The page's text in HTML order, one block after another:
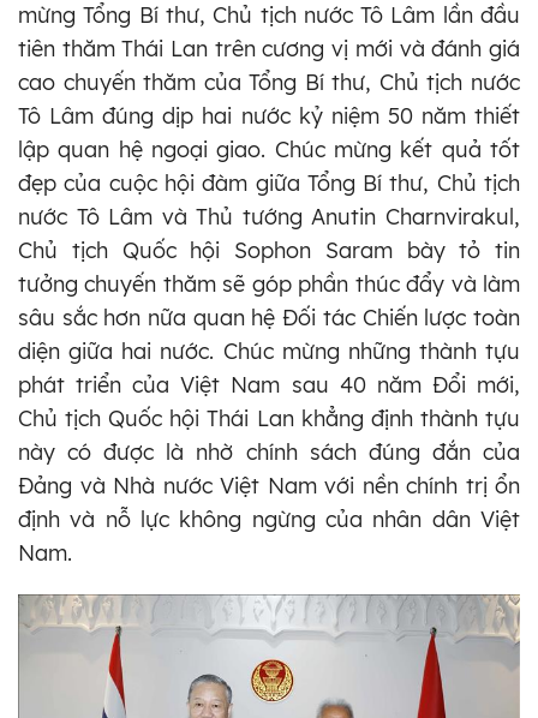
mừng Tổng Bí thư, Chủ tịch nước Tô Lâm lần đầu
tiên thăm Thái Lan trên cương vị mới và đánh giá
cao chuyến thăm của Tổng Bí thư, Chủ tịch nước
Tô Lâm đúng dịp hai nước kỷ niệm 50 năm thiết
lập quan hệ ngoại giao. Chúc mừng kết quả tốt
đẹp của cuộc hội đàm giữa Tổng Bí thư, Chủ tịch
nước Tô Lâm và Thủ tướng Anutin Charnvirakul,
Chủ tịch Quốc hội Sophon Saram bày tỏ tin
tưởng chuyến thăm sẽ góp phần thúc đẩy và làm
sâu sắc hơn nữa quan hệ Đối tác Chiến lược toàn
diện giữa hai nước. Chúc mừng những thành tựu
phát triển của Việt Nam sau 40 năm Đổi mới,
Chủ tịch Quốc hội Thái Lan khẳng định thành tựu
này có được là nhờ chính sách đúng đắn của
Đảng và Nhà nước Việt Nam với nền chính trị ổn
định và nỗ lực không ngừng của nhân dân Việt
Nam.